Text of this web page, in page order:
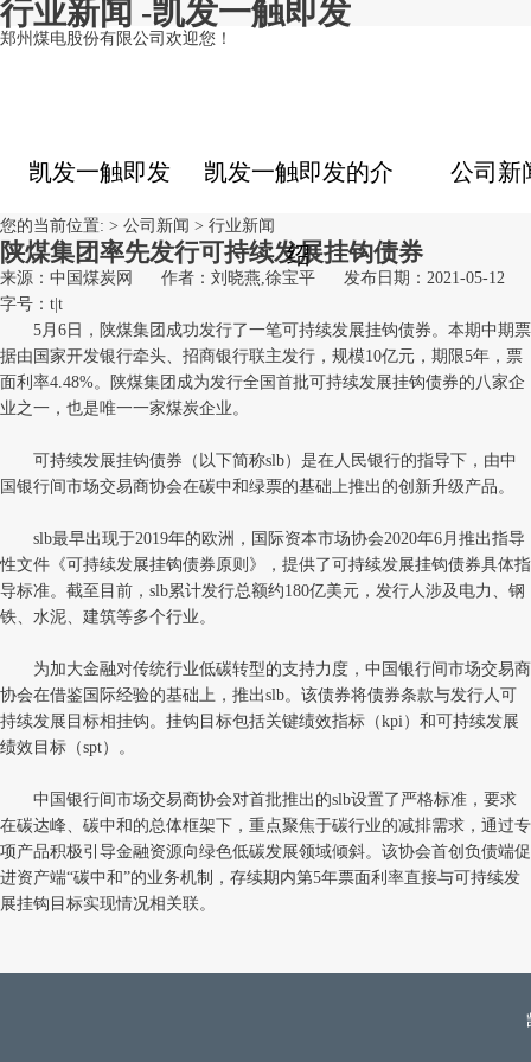
行业新闻 -凯发一触即发
郑州煤电股份有限公司欢迎您！
凯发一触即发 凯发一触即发的介
绍
公司新
您的当前位置: > 公司新闻 > 行业新闻
陕煤集团率先发行可持续发展挂钩债券
来源：中国煤炭网 作者：刘晓燕,徐宝平
发布日期：2021-05-12
字号： t t
5月6日，陕煤集团成功发行了一笔可持续发展挂钩债券。本期中期票
据由国家开发银行牵头、招商银行联主发行，规模10亿元，期限5年，票
面利率4.48%。陕煤集团成为发行全国首批可持续发展挂钩债券的八家企
业之一，也是唯一一家煤炭企业。
可持续发展挂钩债券（以下简称slb）是在人民银行的指导下，由中
国银行间市场交易商协会在碳中和绿票的基础上推出的创新升级产品。
slb最早出现于2019年的欧洲，国际资本市场协会2020年6月推出指导
性文件《可持续发展挂钩债券原则》，提供了可持续发展挂钩债券具体指
导标准。截至目前，slb累计发行总额约180亿美元，发行人涉及电力、钢
铁、水泥、建筑等多个行业。
为加大金融对传统行业低碳转型的支持力度，中国银行间市场交易商
协会在借鉴国际经验的基础上，推出slb。该债券将债券条款与发行人可
持续发展目标相挂钩。挂钩目标包括关键绩效指标（kpi）和可持续发展
绩效目标（spt）。
中国银行间市场交易商协会对首批推出的slb设置了严格标准，要求
在碳达峰、碳中和的总体框架下，重点聚焦于碳行业的减排需求，通过专
项产品积极引导金融资源向绿色低碳发展领域倾斜。该协会首创负债端促
进资产端“碳中和”的业务机制，存续期内第5年票面利率直接与可持续发
展挂钩目标实现情况相关联。